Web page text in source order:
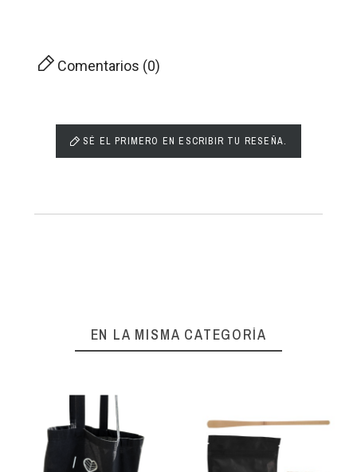
Comentarios (0)
SÉ EL PRIMERO EN ESCRIBIR TU RESEÑA.
EN LA MISMA CATEGORÍA